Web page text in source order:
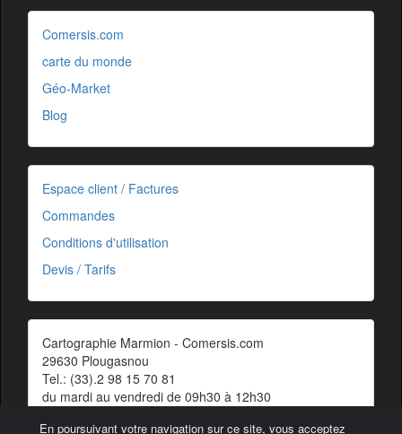
En poursuivant votre navigation sur ce site, vous acceptez
Comersis.com
carte du monde
Géo-Market
Blog
Espace client / Factures
Commandes
Conditions d'utilisation
Devis / Tarifs
Cartographie Marmion - Comersis.com
29630 Plougasnou
Tel.: (33).2 98 15 70 81
du mardi au vendredi de 09h30 à 12h30